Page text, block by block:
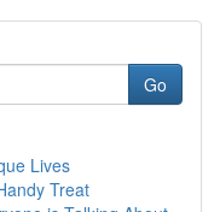
Go
Lives
Treat